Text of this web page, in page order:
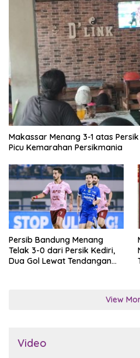
Makassar Menang 3-1 atas
Picu Kemarahan Persikmania
Persib Bandung Menang
Telak 3-0 dari Persik Kediri,
Dua Gol Lewat Tendangan
View
Video